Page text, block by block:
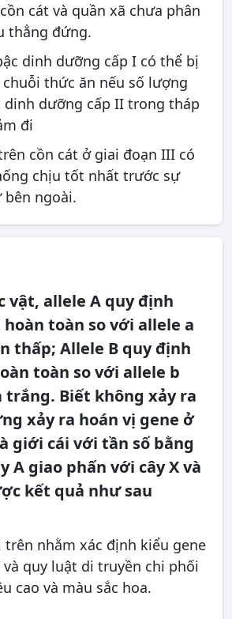
cát và quần xã chưa phân
thẳng đứng.
dinh dưỡng cấp I có thể bị
thức ăn nếu số lượng
dinh dưỡng cấp II trong tháp
đi
cồn cát ở giai đoạn III có
chịu tốt nhất trước sự
ngoài.
vật, allele A quy định
toàn so với allele a
thấp; Allele B quy định
toàn so với allele b
trắng. Biết không xảy ra
xảy ra hoán vị gene ở
giới cái với tần số bằng
A giao phấn với cây X và
kết quả như sau
trên nhằm xác định kiểu gene
và quy luật di truyền chi phối
cao và màu sắc hoa.